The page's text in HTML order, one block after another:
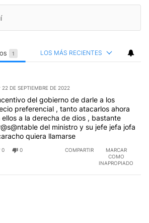
1 LOS MÁS RECIENTES
22 DE SEPTIEMBRE DE 2022
del gobierno de darle a los
preferencial , tanto atacarlos ahora
ellos a la derecha de dios , bastante
del ministro y su jefe jefa jofa
quiera llamarse
0 0 COMPARTIR
MARCAR
COMO
INAPROPIADO